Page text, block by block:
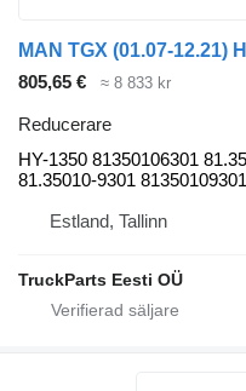
805,65 € ≈ 8 833 kr
Reducerare
HY-1350 81350106301
81.35010-9301 81350109301
Estland, Tallinn
TruckParts Eesti OÜ